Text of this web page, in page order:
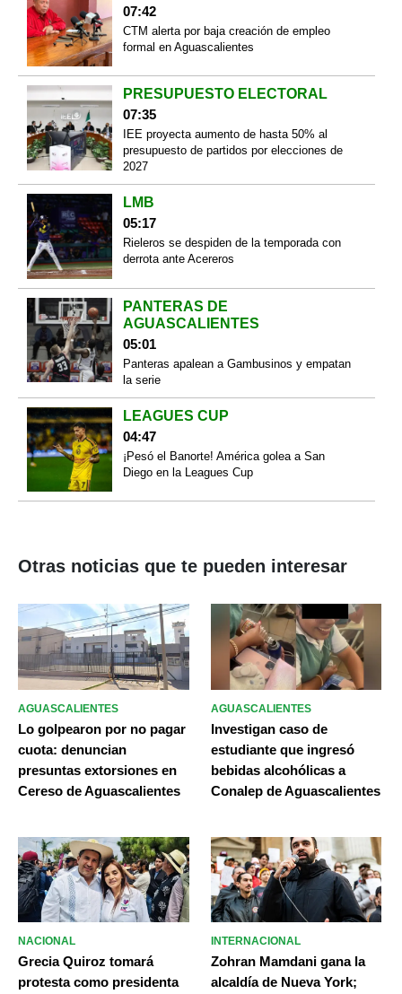
07:42
CTM alerta por baja creación de empleo
formal en Aguascalientes
PRESUPUESTO ELECTORAL
07:35
IEE proyecta aumento de hasta 50% al
presupuesto de partidos por elecciones de
2027
LMB
05:17
Rieleros se despiden de la temporada con
derrota ante Acereros
PANTERAS DE
AGUASCALIENTES
05:01
Panteras apalean a Gambusinos y empatan
la serie
LEAGUES CUP
04:47
¡Pesó el Banorte! América golea a San
Diego en la Leagues Cup
Otras noticias que te pueden interesar
AGUASCALIENTES
Lo golpearon por no pagar
cuota: denuncian
presuntas extorsiones en
Cereso de Aguascalientes
AGUASCALIENTES
Investigan caso de
estudiante que ingresó
bebidas alcohólicas a
Conalep de Aguascalientes
NACIONAL
Grecia Quiroz tomará
protesta como presidenta
INTERNACIONAL
Zohran Mamdani gana la
alcaldía de Nueva York;